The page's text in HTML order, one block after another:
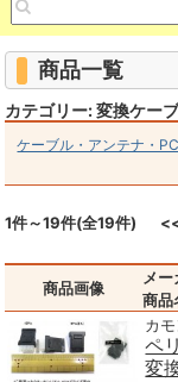
商品一覧
カテゴリー: 変換ケー
ケーブル・アンテナ・
1件～19件(全19件)
商品画像
メ
商品
カ
ペ
変